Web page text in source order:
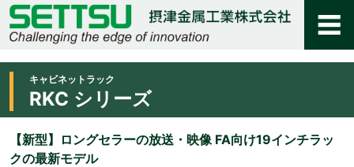
キャビネットラック
RKC シリーズ
【新型】ロングセラーの放送・映像 FA向け19インチラッ
クの最新モデル